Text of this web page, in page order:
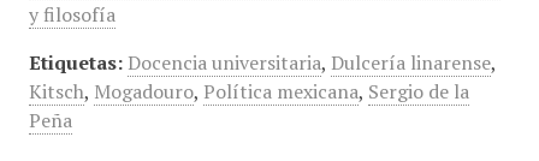
y filosofía
Etiquetas: Docencia universitaria, Dulcería linarense,
Kitsch, Mogadouro, Política mexicana, Sergio de la
Peña